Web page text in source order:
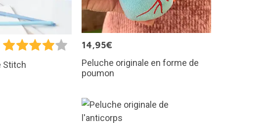
Stitch
14,95€
Peluche originale en forme de
poumon